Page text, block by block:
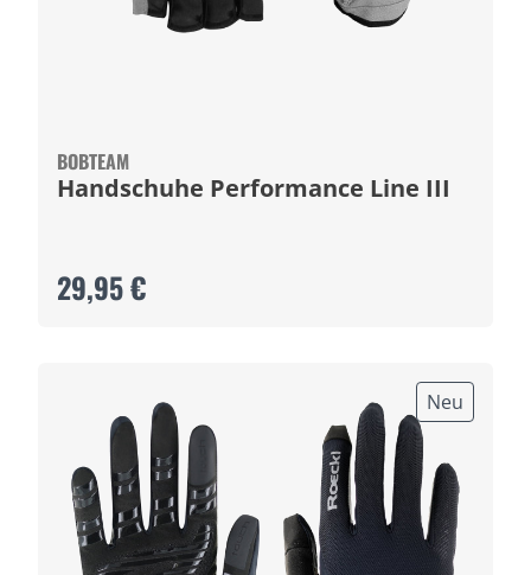
BOBTEAM
Handschuhe Performance Line III
29,95 €
Neu